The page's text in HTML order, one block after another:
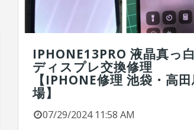
IPHONE13PRO 液晶真っ白
ディスプレ交換修理
【IPHONE修理 池袋・高
場】
07/29/2024 11:58 AM